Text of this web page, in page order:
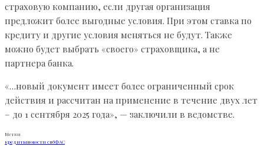
страховую компанию, если другая организация
предложит более выгодные условия. При этом ставка по
кредиту и другие условия меняться не будут. Также
можно будет выбрать «своего» страховщика, а не
партнера банка.
«…новый документ имеет более ограниченный срок
действия и рассчитан на применение в течение двух лет
– до 1 сентября 2025 года», — заключили в ведомстве.
Метки
кредитыновости спбФАС